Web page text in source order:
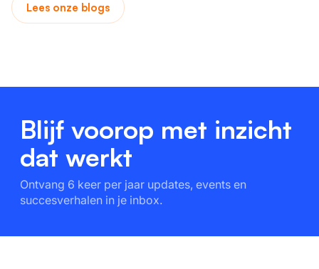
Lees onze blogs
Blijf voorop met inzicht
dat werkt
Ontvang 6 keer per jaar updates, events en
succesverhalen in je inbox.